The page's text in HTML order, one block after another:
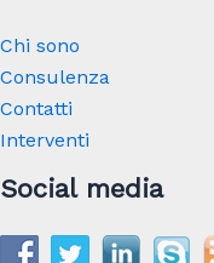
Chi sono
Consulenza
Contatti
Interventi
Social media